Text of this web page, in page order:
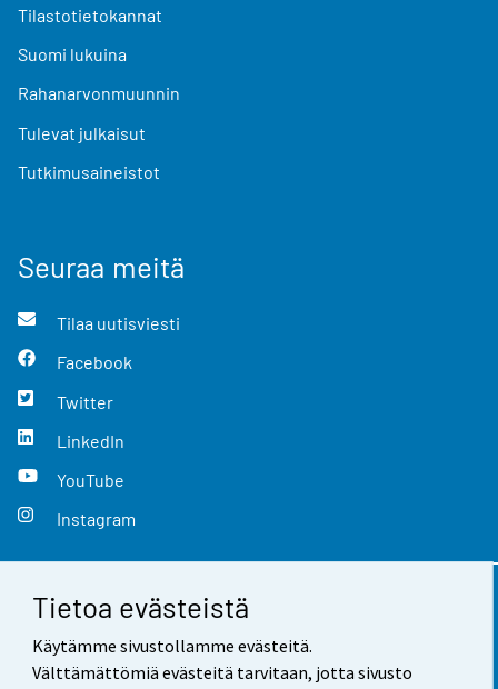
Tietoa evästeistä
Käytämme sivustollamme evästeitä.
Välttämättömiä evästeitä tarvitaan, jotta sivusto
Tilastotietokannat
Suomi lukuina
Rahanarvonmuunnin
Tulevat julkaisut
Tutkimusaineistot
Seuraa meitä
Tilaa uutisviesti
Facebook
Twitter
LinkedIn
YouTube
Instagram
Yhteystiedot
Palaute